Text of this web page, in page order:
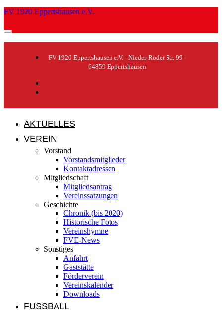
FV 1920 Eppertshausen e.V.
FV 1920 Eppertshausen e.V. - Nieder-Röder Str. 99 -
64859 Eppertshausen
AKTUELLES
VEREIN
Vorstand
Vorstandsmitglieder
Kontaktadressen
Mitgliedschaft
Mitgliedsantrag
Vereinssatzungen
Geschichte
Chronik (bis 2020)
Historische Fotos
Vereinshymne
FVE-News
Sonstiges
Anfahrt
Gaststätte
Förderverein
Vereinskalender
Downloads
FUSSBALL